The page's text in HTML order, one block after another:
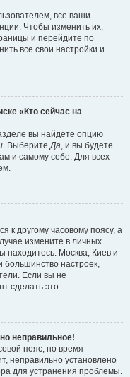
все ваши
Чтобы изменить их,
и перейдите по
все свои настройки и
«Кто сейчас на
вы найдёте опцию
. ВыберитеДа, и вы будете
и самому себе. Для всех
к другому часовому поясу, а
измените в личных
находитесь: Москва, Киев и
большинство настроек,
Если вы не
сделать это.
неправильное!
пояс, но время
неправильно установлено
для устранения проблемы.